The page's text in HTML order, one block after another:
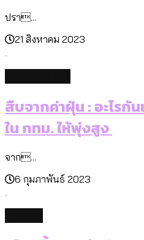
ปรา...
21 สิงหาคม 2023
สืบจากค่าฝุ่น : อะไรกั
ใน กทม. ให้พุ่งสูง
จาก...
6 กุมภาพันธ์ 2023